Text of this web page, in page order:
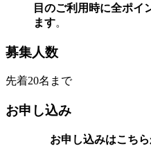
目のご利用時に全ポイ
ます。
募集人数
先着20名まで
お申し込み
お申し込みはこち